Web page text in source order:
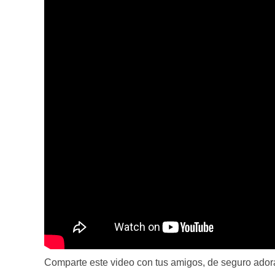
Comparte este video con tus amigos, de seguro